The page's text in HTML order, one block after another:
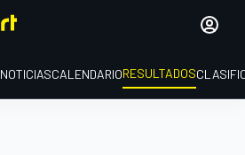
NOTICIASCALENDARIORESULTADOS